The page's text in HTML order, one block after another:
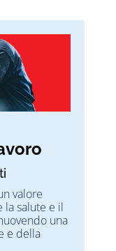
valore
salute e il
una
e della